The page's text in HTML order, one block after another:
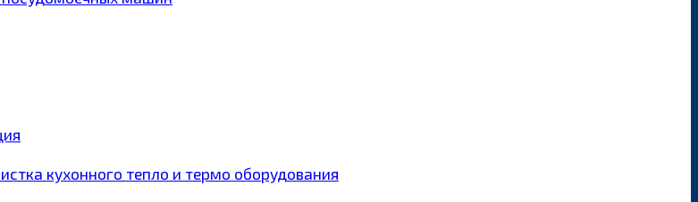
кухонного тепло и термо оборудования